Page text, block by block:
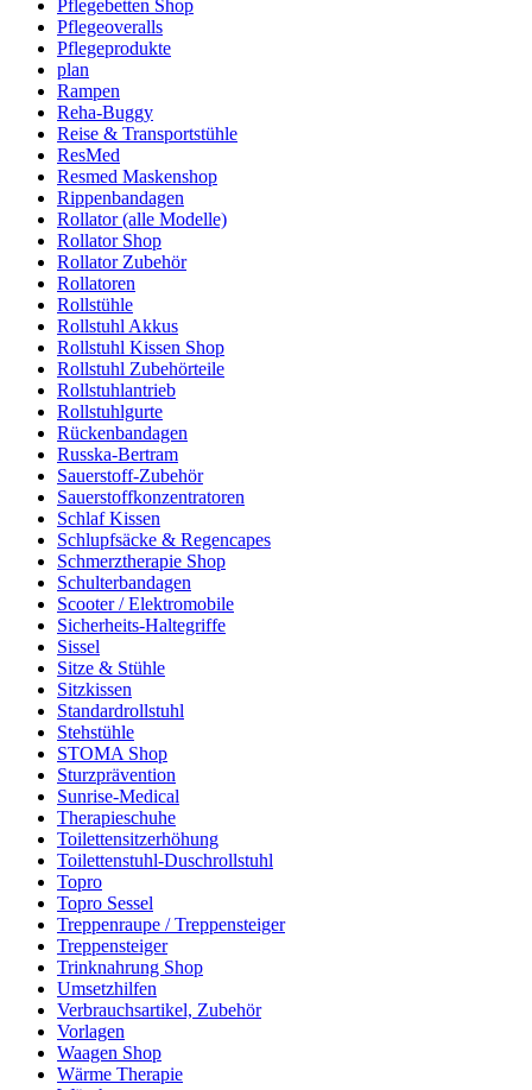
Pflegebetten Shop
Pflegeoveralls
Pflegeprodukte
plan
Rampen
Reha-Buggy
Reise & Transportstühle
ResMed
Resmed Maskenshop
Rippenbandagen
Rollator (alle Modelle)
Rollator Shop
Rollator Zubehör
Rollatoren
Rollstühle
Rollstuhl Akkus
Rollstuhl Kissen Shop
Rollstuhl Zubehörteile
Rollstuhlantrieb
Rollstuhlgurte
Rückenbandagen
Russka-Bertram
Sauerstoff-Zubehör
Sauerstoffkonzentratoren
Schlaf Kissen
Schlupfsäcke & Regencapes
Schmerztherapie Shop
Schulterbandagen
Scooter / Elektromobile
Sicherheits-Haltegriffe
Sissel
Sitze & Stühle
Sitzkissen
Standardrollstuhl
Stehstühle
STOMA Shop
Sturzprävention
Sunrise-Medical
Therapieschuhe
Toilettensitzerhöhung
Toilettenstuhl-Duschrollstuhl
Topro
Topro Sessel
Treppenraupe / Treppensteiger
Treppensteiger
Trinknahrung Shop
Umsetzhilfen
Verbrauchsartikel, Zubehör
Vorlagen
Waagen Shop
Wärme Therapie